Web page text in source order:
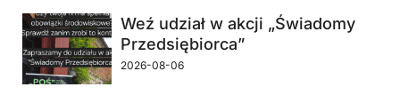
Weź udział w akcji „Świadomy
Przedsiębiorca”
2026-08-06